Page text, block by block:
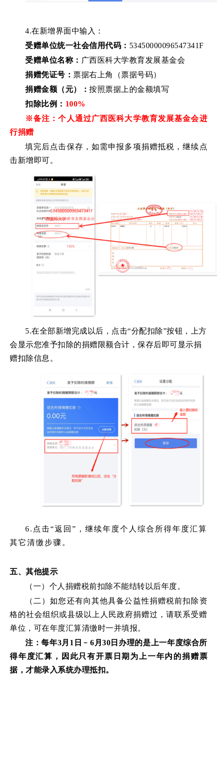
4.在新增界面中输入：
受赠单位统一社会信用代码： 53450000096547341F
受赠单位名称： 广西医科大学教育发展基金会
捐赠凭证号： 票据右上角（票据号码）
捐赠金额（元）： 按照票据上的金额填写
扣除比例： 100%
※备注：个人通过广西医科大学教育发展基金会进
行捐赠
填完后点击保存，如需申报多项捐赠抵税，继续点
击新增即可。
5.在全部新增完成以后，点击“分配扣除”按钮，上方
会显示您准予扣除的捐赠限额合计，保存后即可显示捐
赠扣除信息。
6.点击“返回”，继续年度个人综合所得年度汇算
其它清缴步骤。
五、其他提示
（一）个人捐赠税前扣除不能结转以后年度。
（二）如您还有向其他具备公益性捐赠税前扣除资
格的社会组织或县级以上人民政府捐赠过，请联系受赠
单位，可在年度汇算清缴时一并填报。
注：每年3月1日﹣6月30日办理的是上一年度综合所
得年度汇算，因此只有开票日期为上一年内的捐赠票
据，才能录入系统办理抵扣。